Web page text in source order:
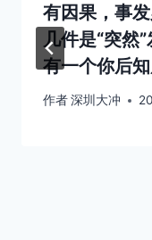
有因果，事
几件是“突然
有一个你后
作者深圳大冲